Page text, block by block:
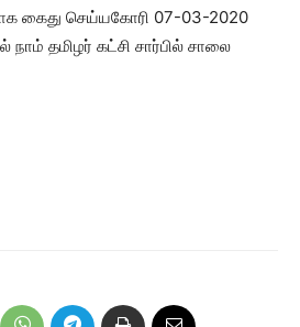
கைது செய்யகோரி 07-03-2020
தமிழர் கட்சி சார்பில் சாலை